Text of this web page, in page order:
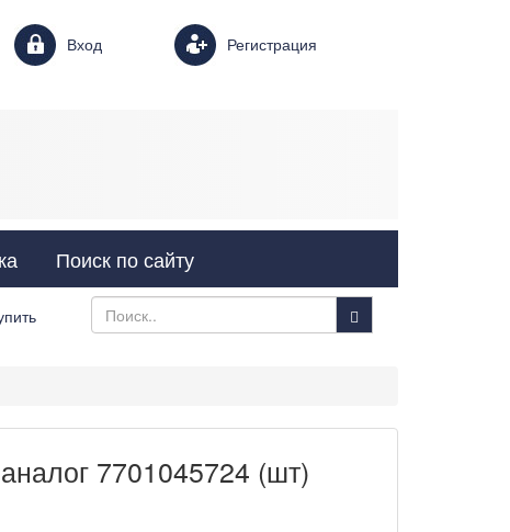
Вход Login form Регистрация
Поиск по сайту
7701045724 (шт)